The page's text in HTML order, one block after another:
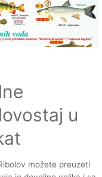
u
možete preuzeti